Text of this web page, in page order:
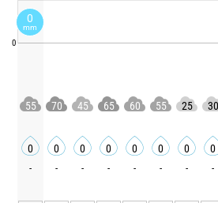
0
55 70 45 65 60 55 25 30
0 0 0 0 0 0 0 0
- - - - - - - -
0
mm